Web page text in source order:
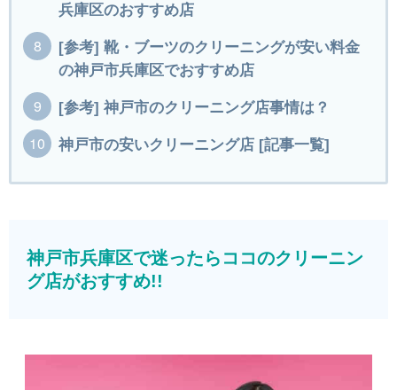
兵庫区のおすすめ店
[参考] 靴・ブーツのクリーニングが安い料金
の神戸市兵庫区でおすすめ店
[参考] 神戸市のクリーニング店事情は？
神戸市の安いクリーニング店 [記事一覧]
神戸市兵庫区で迷ったらココのクリーニン
グ店がおすすめ!!